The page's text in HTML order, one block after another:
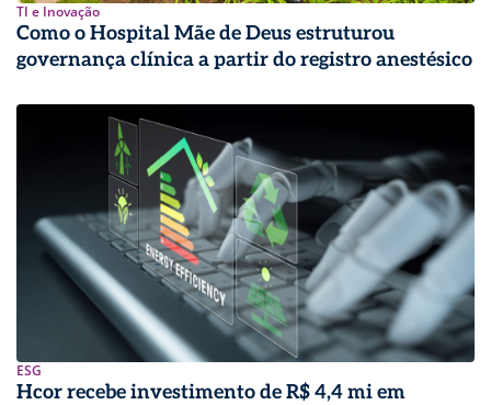
TI e Inovação
Como o Hospital Mãe de Deus estruturou
governança clínica a partir do registro anestésico
ESG
Hcor recebe investimento de R$ 4,4 mi em